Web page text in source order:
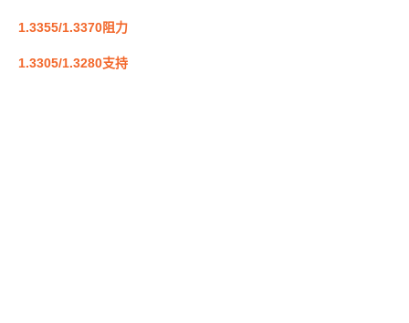
1.3355/1.3370阻力
1.3305/1.3280支持